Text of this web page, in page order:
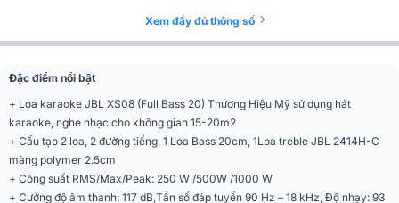
93dB
đại
117 dB
Trở kháng 8 ohms
Góc phủ âm (Ngang x
80° × 60°
Xem đầy đủ thông số
Đặc điểm nổi bật
+ Loa karaoke JBL XS08 (Full Bass 20) Thương Hiệu Mỹ sử dụng hát
karaoke, nghe nhạc cho không gian 15-20m2
+ Cấu tạo 2 loa, 2 đường tiếng, 1 Loa Bass 20cm, 1Loa treble JBL 2414H-C
màng polymer 2.5cm
+ Công suất RMS/Max/Peak: 250 W /500W /1000 W
+ Cường độ âm thanh: 117 dB,Tần số đáp tuyến 90 Hz – 18 kHz, Độ nhạy: 93